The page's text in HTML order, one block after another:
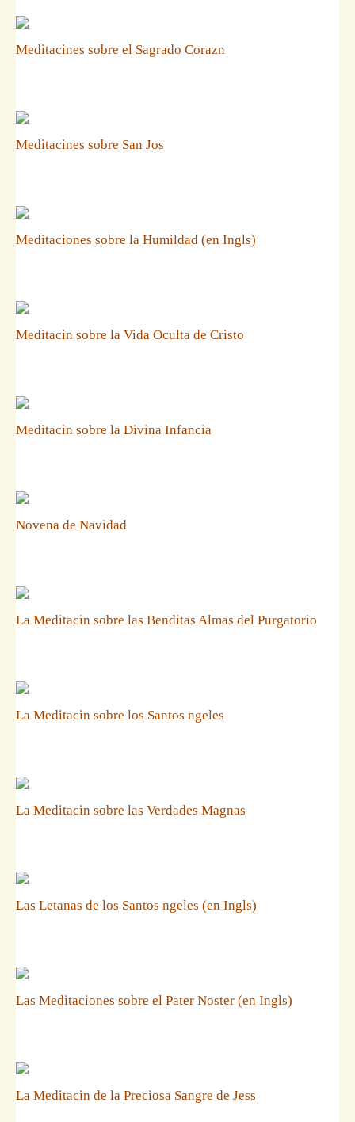
Meditacines sobre el Sagrado Corazn
Meditacines sobre San Jos
Meditaciones sobre la Humildad (en Ingls)
Meditacin sobre la Vida Oculta de Cristo
Meditacin sobre la Divina Infancia
Novena de Navidad
La Meditacin sobre las Benditas Almas del Purgatorio
La Meditacin sobre los Santos ngeles
La Meditacin sobre las Verdades Magnas
Las Letanas de los Santos ngeles (en Ingls)
Las Meditaciones sobre el Pater Noster (en Ingls)
La Meditacin de la Preciosa Sangre de Jess